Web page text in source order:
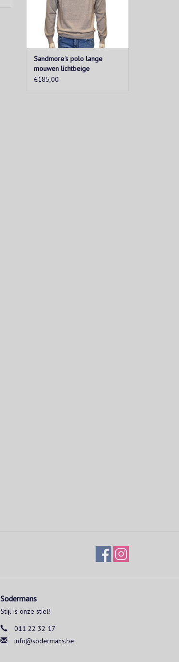
TOEVOEGEN AAN WINKELWAGEN
Sandmore's polo lange
mouwen lichtbeige
€185,00
Sodermans
Stijl is onze stiel!
011 22 32 17
info@sodermans.be